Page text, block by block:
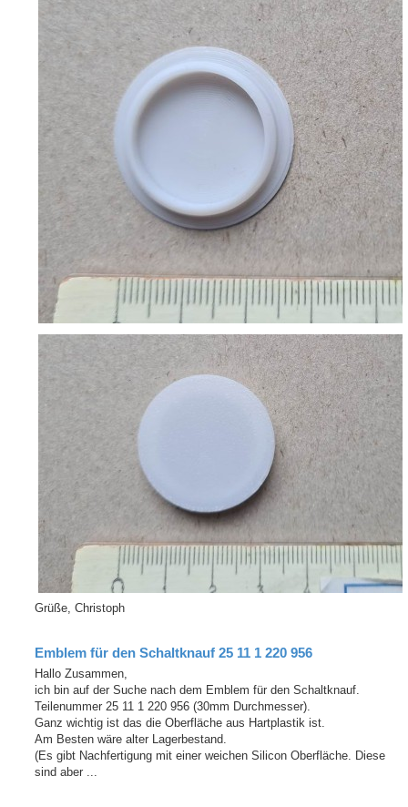
Grüße, Christoph
Emblem für den Schaltknauf 25 11 1 220 956
Hallo Zusammen,
ich bin auf der Suche nach dem Emblem für den Schaltknauf.
Teilenummer 25 11 1 220 956 (30mm Durchmesser).
Ganz wichtig ist das die Oberfläche aus Hartplastik ist.
Am Besten wäre alter Lagerbestand.
(Es gibt Nachfertigung mit einer weichen Silicon Oberfläche. Diese
sind aber ...